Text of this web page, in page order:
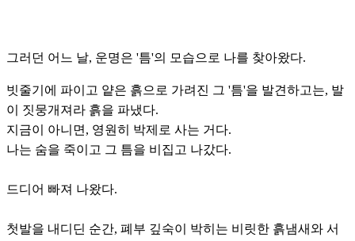
그러던 어느 날, 운명은 '틈'의 모습으로 나를 찾아왔다.
빗줄기에 파이고 얕은 흙으로 가려진 그 '틈'을 발견하고는, 발
이 짓뭉개져라 흙을 파냈다.
지금이 아니면, 영원히 박제로 사는 거다.
나는 숨을 죽이고 그 틈을 비집고 나갔다.
드디어 빠져 나왔다.
첫발을 내디딘 순간, 폐부 깊숙이 박히는 비릿한 흙냄새와 서